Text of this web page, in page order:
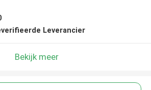
Leverancier
Bekijk meer